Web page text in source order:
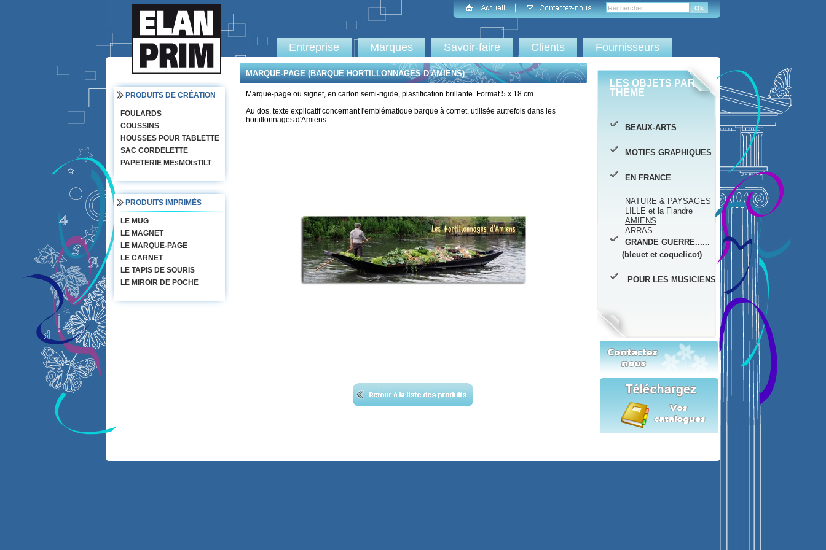
Entreprise Marques Savoir-faire Clients Fournisseurs
PRODUITS DE CRÉATION
FOULARDS
COUSSINS
HOUSSES POUR TABLETTE
SAC CORDELETTE
PAPETERIE MEsMOtsTILT
PRODUITS IMPRIMÉS
LE MUG
LE MAGNET
LE MARQUE-PAGE
LE CARNET
LE TAPIS DE SOURIS
LE MIROIR DE POCHE
MARQUE-PAGE (BARQUE HORTILLONNAGES D'AMIENS)
Marque-page ou signet, en carton semi-rigide, plastification brillante. Format 5 x 18 cm.
Au dos, texte explicatif concernant l'emblématique barque à cornet, utilisée autrefois dans les
hortillonnages d'Amiens.
LES OBJETS PAR
THEME
BEAUX-ARTS
MOTIFS GRAPHIQUES
EN FRANCE
NATURE & PAYSAGES
LILLE et la Flandre
AMIENS
ARRAS
GRANDE GUERRE......
(bleuet et coquelicot)
POUR LES MUSICIENS